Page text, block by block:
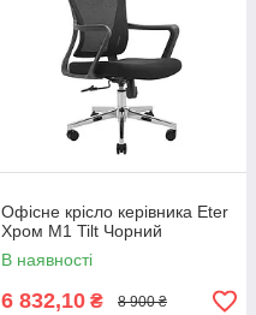
Офісне крісло керівника Eter
Хром M1 Tilt Чорний
В наявності
6 832,10 ₴ 8 900 ₴